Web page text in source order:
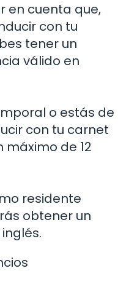
en cuenta que,
con tu
tener un
válido en
o estás de
con tu carnet
de 12
residente
obtener un